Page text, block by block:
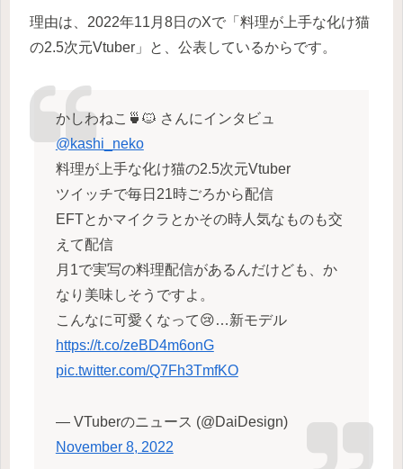
理由は、2022年11月8日のXで「料理が上手な化け猫
の2.5次元Vtuber」と、公表しているからです。
かしわねこ🍵🐱 さんにインタビュ
@kashi_neko
料理が上手な化け猫の2.5次元Vtuber
ツイッチで毎日21時ごろから配信
EFTとかマイクラとかその時人気なものも交
えて配信
月1で実写の料理配信があるんだけども、か
なり美味しそうですよ。
こんなに可愛くなって😢…新モデル
https://t.co/zeBD4m6onG
pic.twitter.com/Q7Fh3TmfKO
— VTuberのニュース (@DaiDesign)
November 8, 2022